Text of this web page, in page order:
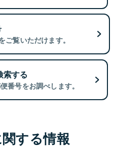
ご覧いただけます。
索する
番号をお調べします。
する情報